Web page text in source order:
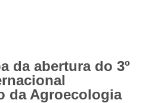
da abertura do 3º
da Agroecologia